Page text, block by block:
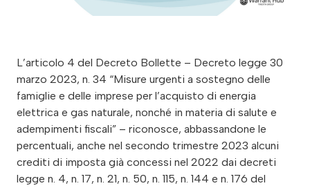
L’articolo 4 del Decreto Bollette – Decreto legge 30
marzo 2023, n. 34 “Misure urgenti a sostegno delle
famiglie e delle imprese per l’acquisto di energia
elettrica e gas naturale, nonché in materia di salute e
adempimenti fiscali” – riconosce, abbassandone le
percentuali, anche nel secondo trimestre 2023 alcuni
crediti di imposta già concessi nel 2022 dai decreti
legge n. 4, n. 17, n. 21, n. 50, n. 115, n. 144 e n. 176 del